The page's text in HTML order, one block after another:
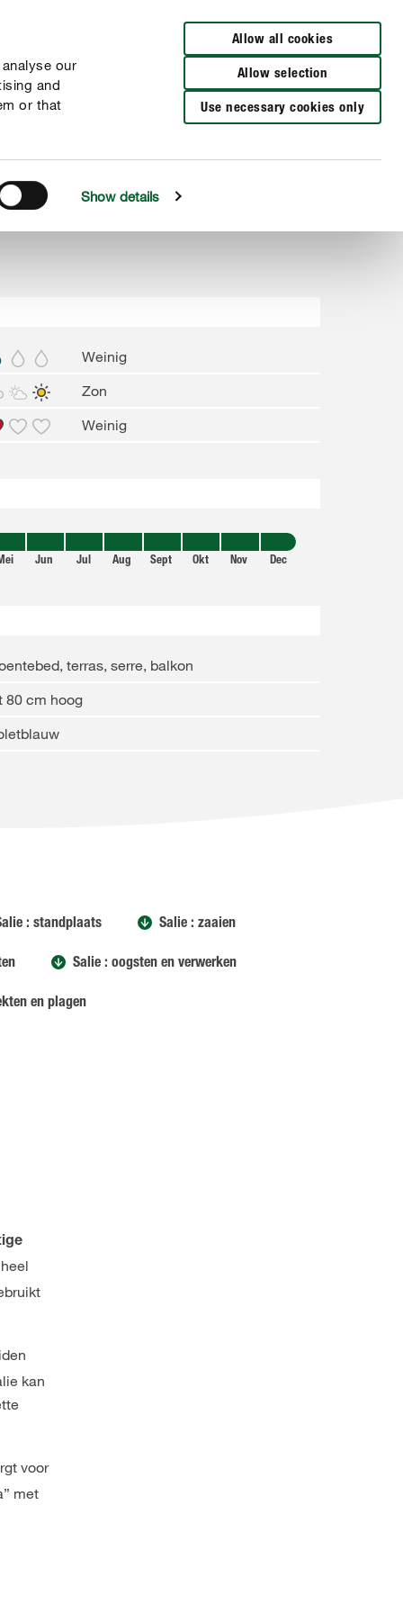
our
and
or that
Show details
Allow all cookies
Allow selection
Use necessary cookies only
Verkooppunten
Weinig
Zon
Weinig
Jun Jul Aug Sept Okt Nov Dec
terras, serre, balkon
80 cm hoog
: standplaats Salie : zaaien
Salie : oogsten en verwerken
en plagen
kan
voor
met